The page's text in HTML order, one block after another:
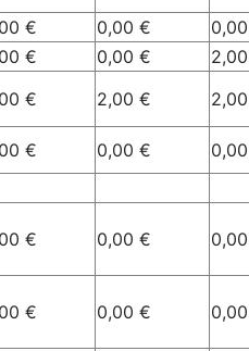
€ 0,00 €
€ 0,00 €
€ 2,00 €
€ 0,00 €
€ 0,00 €
€ 0,00 €